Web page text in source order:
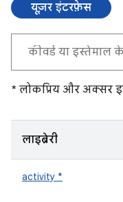
यूज़र इंटरफ़ेस
* लोकप्रिय और अक्सर
लाइब्रेरी
activity *